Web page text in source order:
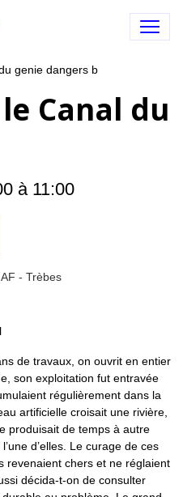
Canal du
à 11:00
- Trèbes
de travaux, on ouvrit en entier
son exploitation fut entravée
régulièrement dans la
artificielle croisait une rivière,
produisait de temps à autre
d’elles. Le curage de ces
revenaient chers et ne réglaient
décida-t-on de consulter